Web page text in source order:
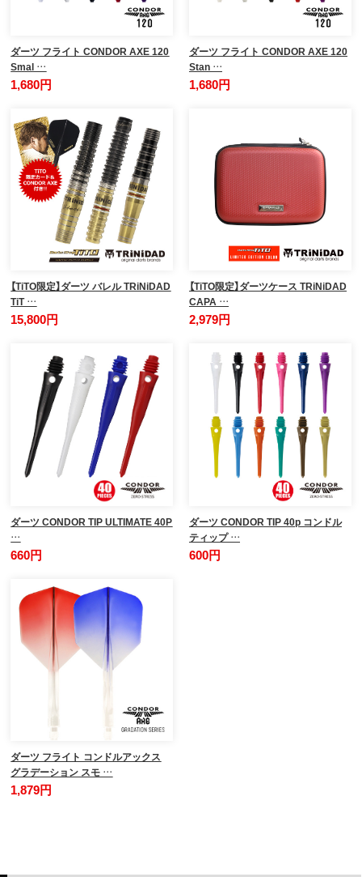
ダーツ フライト CONDOR AXE 120
Smal …
1,680円
ダーツ フライト CONDOR AXE 120
Stan …
1,680円
【TiTO限定】ダーツ バレル TRiNiDAD
TiT …
15,800円
【TiTO限定】ダーツケース TRiNiDAD
CAPA …
2,979円
ダーツ CONDOR TIP ULTIMATE 40P
…
660円
ダーツ CONDOR TIP 40p コンドル
ティップ …
600円
ダーツ フライト コンドルアックス
グラデーション スモ …
1,879円